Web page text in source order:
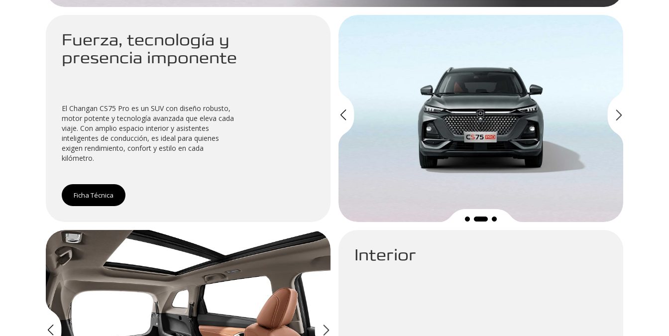
Fuerza, tecnología y
presencia imponente
El Changan CS75 Pro es un SUV con diseño robusto,
motor potente y tecnología avanzada que eleva cada
viaje. Con amplio espacio interior y asistentes
inteligentes de conducción, es ideal para quienes
exigen rendimiento, confort y estilo en cada
kilómetro.
Ficha Técnica
Interior